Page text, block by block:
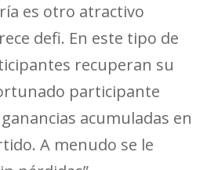
es otro atractivo
defi. En este tipo de
recuperan su
participante
acumuladas en
A menudo se le